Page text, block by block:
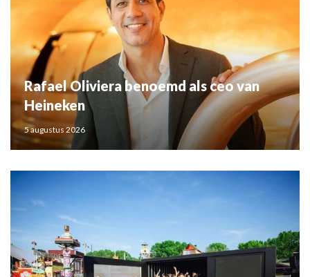
Rafael Oliviera benoemd als ceo van
Heineken
5 augustus 2026